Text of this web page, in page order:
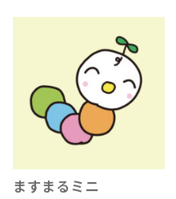
ますまるミニ